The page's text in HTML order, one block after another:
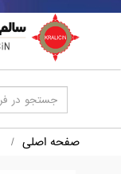
صفحه اصلی